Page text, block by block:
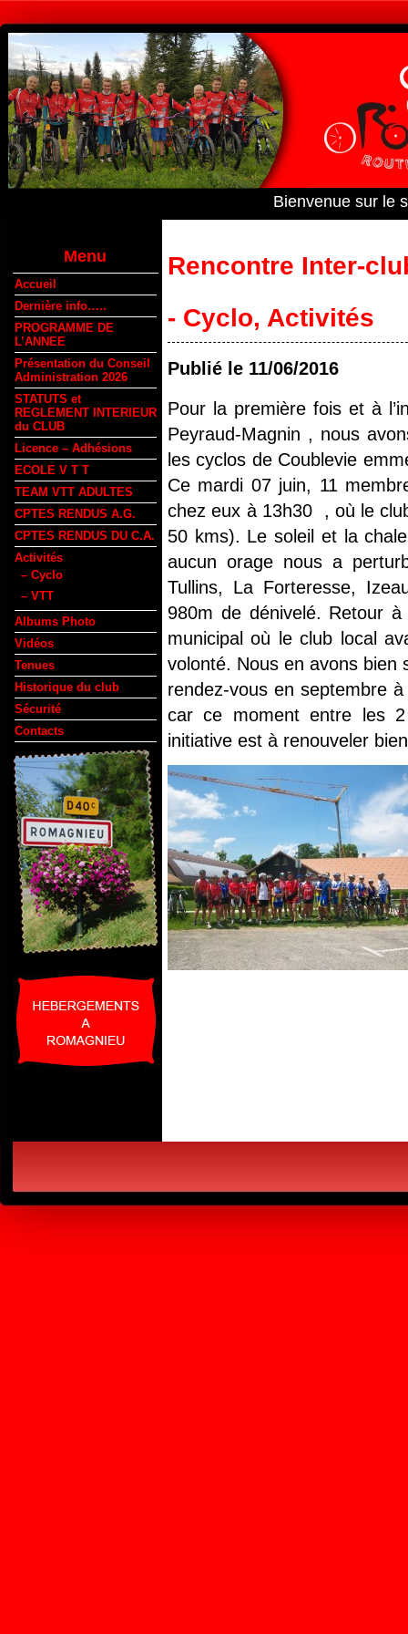
Bienvenue sur le
Menu
Accueil
Dernière info…..
PROGRAMME DE
L’ANNEE
Présentation du Conseil
Administration 2026
STATUTS et
REGLEMENT INTERIEUR
du CLUB
Licence – Adhésions
ECOLE V T T
TEAM VTT ADULTES
CPTES RENDUS A.G.
CPTES RENDUS DU C.A.
Activités
– Cyclo
– VTT
Albums Photo
Vidéos
Tenues
Historique du club
Sécurité
Contacts
Rencontre Inter-
- Cyclo, Activités
Publié le 11/06/2016
Pour la première fois et à
Peyraud-Magnin , nous
les cyclos de Coublevie
Ce mardi 07 juin, 11
chez eux à 13h30 , où le
50 kms). Le soleil et la
aucun orage nous a
Tullins, La Forteresse,
980m de dénivelé. Retour
municipal où le club local
volonté. Nous en avons bien
rendez-vous en septembre
car ce moment entre les
initiative est à renouveler